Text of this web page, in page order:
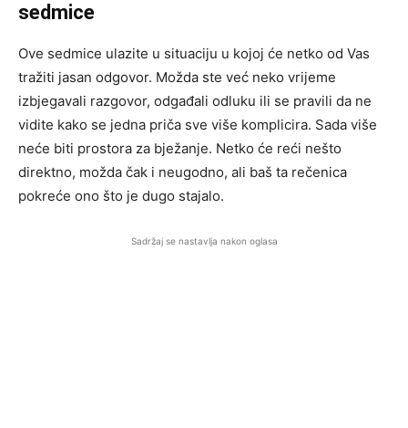
sedmice
Ove sedmice ulazite u situaciju u kojoj će netko od Vas
tražiti jasan odgovor. Možda ste već neko vrijeme
izbjegavali razgovor, odgađali odluku ili se pravili da ne
vidite kako se jedna priča sve više komplicira. Sada više
neće biti prostora za bježanje. Netko će reći nešto
direktno, možda čak i neugodno, ali baš ta rečenica
pokreće ono što je dugo stajalo.
Sadržaj se nastavlja nakon oglasa